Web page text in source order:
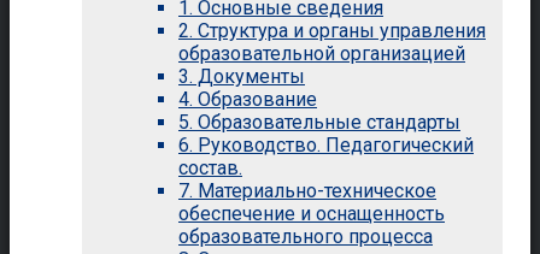
1. Основные сведения
2. Структура и органы управления
образовательной организацией
3. Документы
4. Образование
5. Образовательные стандарты
6. Руководство. Педагогический
состав.
7. Материально-техническое
обеспечение и оснащенность
образовательного процесса